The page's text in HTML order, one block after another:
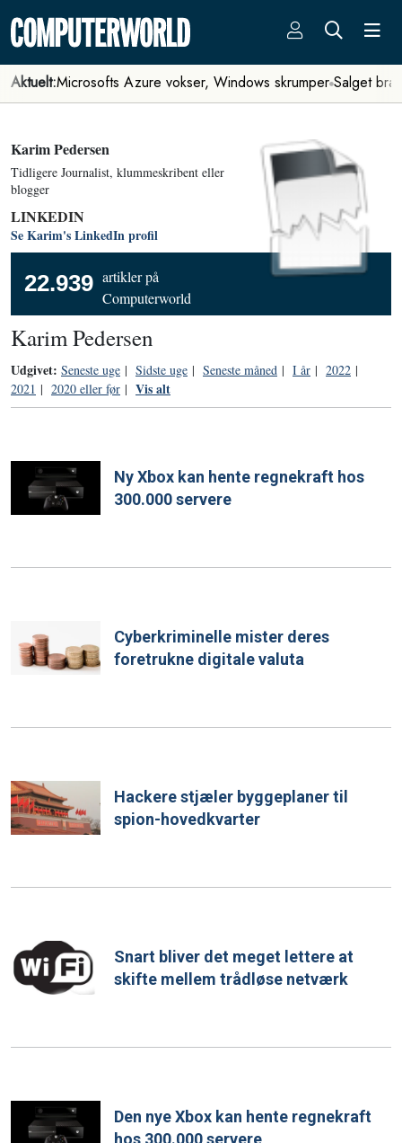
Aktuelt:Microsofts Azure vokser, Windows skrumper Salget
Karim Pedersen
Tidligere Journalist, klummeskribent eller
blogger
LINKEDIN
Se Karim's LinkedIn profil
22.939 artikler på
Computerworld
Karim Pedersen
Udgivet: Seneste uge | Sidste uge | Seneste måned | I år | 2022 |
2021 | 2020 eller før | Vis alt
Ny Xbox kan hente regnekraft hos
300.000 servere
Cyberkriminelle mister deres
foretrukne digitale valuta
Hackere stjæler byggeplaner til
spion-hovedkvarter
Snart bliver det meget lettere at
skifte mellem trådløse netværk
Den nye Xbox kan hente regnekraft
hos 300.000 servere